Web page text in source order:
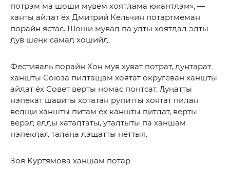
потрэм ма шоши мувем хоятӆама юкантӆэм», —
ханты айӆат ёх Дмитрий Кельчин потартмеман
порайн ястас. Шоши муваӆ па уӆты хоятӆаӆ эӆты
ӆув шеӊк самаӆ хошийӆ.
Фестиваль порайн Хон мув хуват потрат, ӆуӊтарат
ханшты Союза пиӆтащам хоятат округеван ханшты
айӆат ёх Совет верты номас понтсат. Ӆуӊатты
нэпекат шавиты хотатан рупитты хоятат пиӆан
веӆщи ханшты питам ёх каншты питӆат, верты
верэӆ еӆӆы хатаӆтаты, утаӆтыты па ханшам
нэпекӆаӆ таӆаӊа ӆэщатты нёттыя.
Зоя Куртямова ханшам потар